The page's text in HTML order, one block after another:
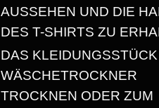
AUSSEHEN UND DIE
DES T-SHIRTS ZU
DAS
WÄSCHETROCKNER
TROCKNEN ODER ZUM